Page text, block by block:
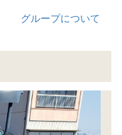
グループについて